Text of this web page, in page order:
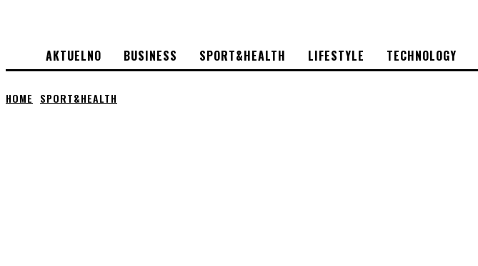
AKTUELNO BUSINESS SPORT&HEALTH LIFESTYLE TECHNOLOGY
HOME SPORT&HEALTH